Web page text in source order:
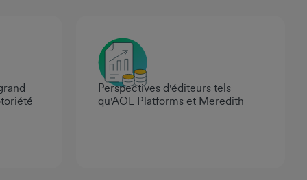
Perspectives d'éditeurs tels
qu'AOL Platforms et Meredith